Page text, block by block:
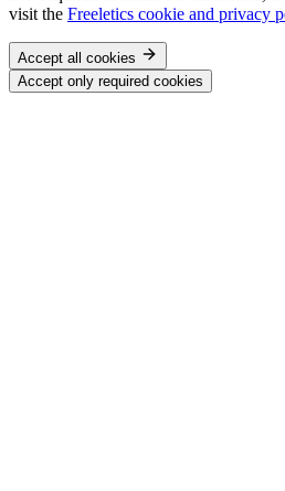
visit the Freeletics cookie and privacy
Accept all cookies
Accept only required cookies